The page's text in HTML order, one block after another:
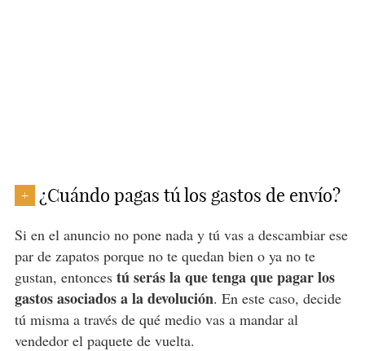
+ ¿Cuándo pagas tú los gastos de envío?
Si en el anuncio no pone nada y tú vas a descambiar ese
par de zapatos porque no te quedan bien o ya no te
gustan, entonces tú serás la que tenga que pagar los
gastos asociados a la devolución. En este caso, decide
tú misma a través de qué medio vas a mandar al
vendedor el paquete de vuelta.